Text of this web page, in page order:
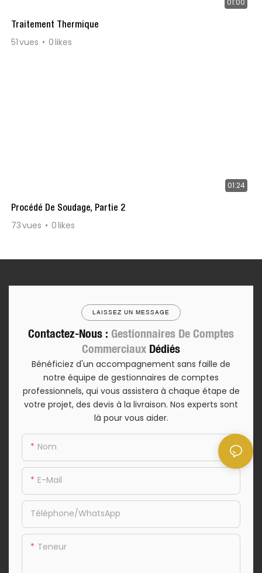
Traitement Thermique
51vues 0likes
01:24
Procédé De Soudage, Partie 2
73vues 0likes
LAISSEZ UN MESSAGE
Contactez-Nous : Gestionnaires De Comptes
Commerciaux Dédiés
Bénéficiez d'un accompagnement sans faille de
notre équipe de gestionnaires de comptes
professionnels, qui vous assistera à chaque étape de
votre projet, des devis à la livraison. Nos experts sont
là pour vous aider.
Nom
E-Mail
Téléphone/WhatsApp
Teneur